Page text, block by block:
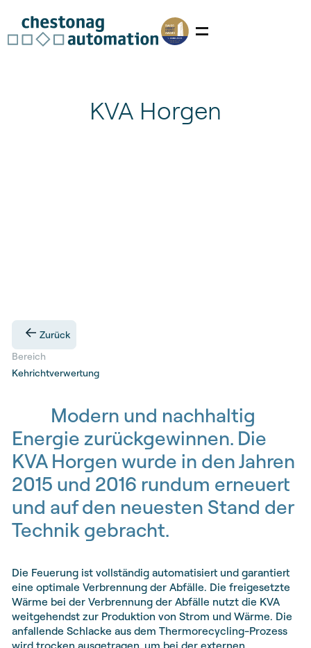
KVA Horgen
Zurück
Bereich
Kehrichtverwertung
Modern und nachhaltig
Energie zurückgewinnen. Die
KVA Horgen wurde in den Jahren
2015 und 2016 rundum erneuert
und auf den neuesten Stand der
Technik gebracht.
Die Feuerung ist vollständig automatisiert und garantiert
eine optimale Verbrennung der Abfälle. Die freigesetzte
Wärme bei der Verbrennung der Abfälle nutzt die KVA
weitgehendst zur Produktion von Strom und Wärme. Die
anfallende Schlacke aus dem Thermorecycling-Prozess